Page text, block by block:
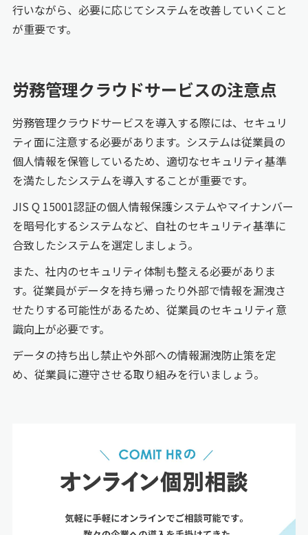
行いながら、必要に応じてシステムを改善していくこと
が重要です。
労務管理クラウドサービスの注意点
労務管理クラウドサービスを導入する際には、セキュリ
ティ面に注意する必要があります。システムは従業員の
個人情報を保管しているため、適切なセキュリティ基準
を満たしたシステムを導入することが重要です。
JIS Q 15001認証の個人情報保護システムやマイナンバー
を暗号化するシステムなど、自社のセキュリティ基準に
合致したシステムを選定しましょう。
また、社内のセキュリティ体制も整える必要がありま
す。従業員がデータを持ち帰ったり外部で情報を漏洩さ
せたりする可能性があるため、従業員のセキュリティ意
識向上が必要です。
データの持ち出し禁止や外部への情報漏洩防止策を定
め、従業員に遵守させる取り組みを行いましょう。